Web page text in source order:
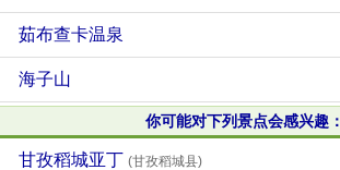
茹布查卡温泉
海子山
你可能对下列景点会感兴趣：
甘孜稻城亚丁 (甘孜稻城县)